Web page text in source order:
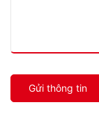
Gửi thông tin